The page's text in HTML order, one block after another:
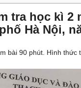
tra học kì 2
Hà Nội,
bài 90 phút. Hình thức